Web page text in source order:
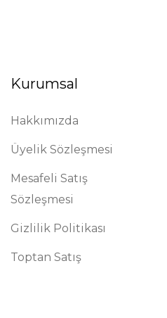
Kurumsal
Hakkımızda
Üyelik Sözleşmesi
Mesafeli Satış
Sözleşmesi
Gizlilik Politikası
Toptan Satış